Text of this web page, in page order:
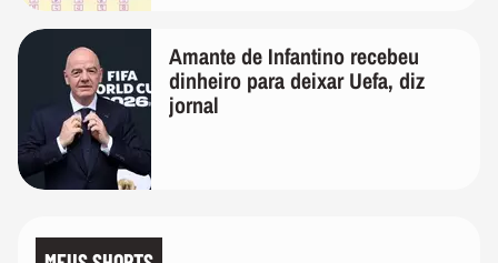
Amante de Infantino recebeu
dinheiro para deixar Uefa, diz
jornal